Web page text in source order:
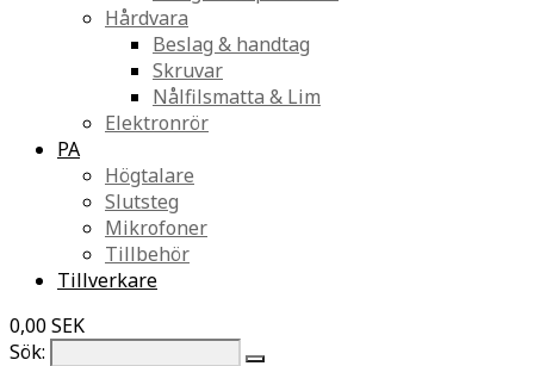
Hårdvara
Beslag & handtag
Skruvar
Nålfilsmatta & Lim
Elektronrör
PA
Högtalare
Slutsteg
Mikrofoner
Tillbehör
Tillverkare
0,00 SEK
Sök: